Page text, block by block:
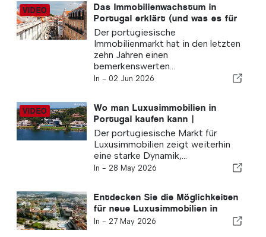
Das Immobilienwachstum in
Portugal erklärt (und was es für
Sie bedeutet)
Der portugiesische
Immobilienmarkt hat in den letzten
zehn Jahren einen
bemerkenswerten...
In - 02 Jun 2026
Wo man Luxusimmobilien in
Portugal kaufen kann |
Immobilienexperten verraten die
Standorte
Der portugiesische Markt für
Luxusimmobilien zeigt weiterhin
eine starke Dynamik,...
In - 28 May 2026
Entdecken Sie die Möglichkeiten
für neue Luxusimmobilien in
Braga
In - 27 May 2026